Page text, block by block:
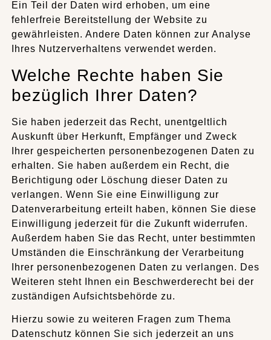
Ein Teil der Daten wird erhoben, um eine
fehlerfreie Bereitstellung der Website zu
gewährleisten. Andere Daten können zur Analyse
Ihres Nutzerverhaltens verwendet werden.
Welche Rechte haben Sie
bezüglich Ihrer Daten?
Sie haben jederzeit das Recht, unentgeltlich
Auskunft über Herkunft, Empfänger und Zweck
Ihrer gespeicherten personenbezogenen Daten zu
erhalten. Sie haben außerdem ein Recht, die
Berichtigung oder Löschung dieser Daten zu
verlangen. Wenn Sie eine Einwilligung zur
Datenverarbeitung erteilt haben, können Sie diese
Einwilligung jederzeit für die Zukunft widerrufen.
Außerdem haben Sie das Recht, unter bestimmten
Umständen die Einschränkung der Verarbeitung
Ihrer personenbezogenen Daten zu verlangen. Des
Weiteren steht Ihnen ein Beschwerderecht bei der
zuständigen Aufsichtsbehörde zu.
Hierzu sowie zu weiteren Fragen zum Thema
Datenschutz können Sie sich jederzeit an uns